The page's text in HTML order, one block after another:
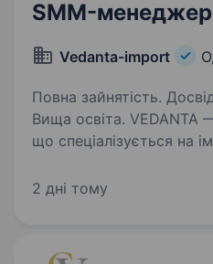
SMM-менеджер
Vedanta-import
Повна зайнятість.
Вища освіта. VEDANTA — автосалон,
що спеціалізується на
мережі. Ми шукаємо
2 дні тому